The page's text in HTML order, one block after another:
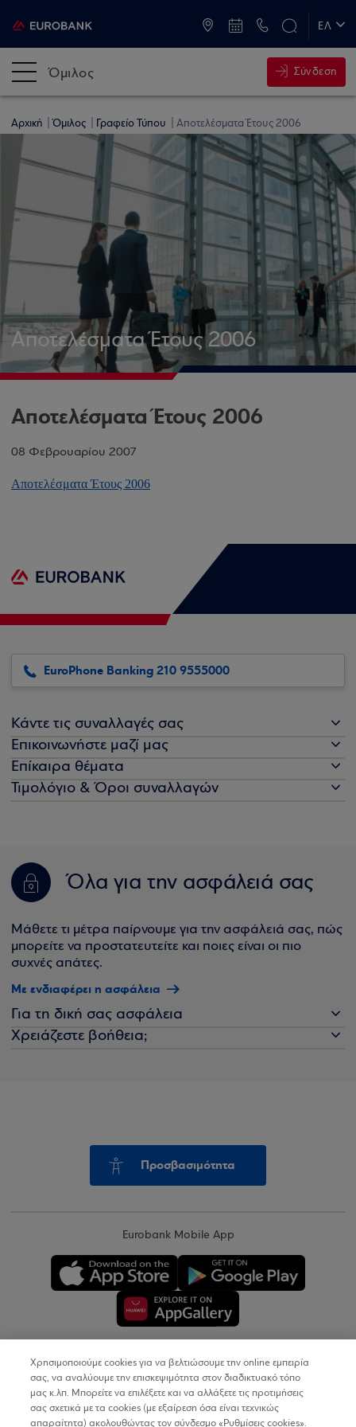
ΕΛ
Όμιλος Σύνδεση
Αρχική Όμιλος Γραφείο Τύπου Αποτελέσματα Έτους 2006
Αποτελέσματα Έτους 2006
Αποτελέσματα Έτους 2006
08 Φεβρουαρίου 2007
Αποτελέσματα Έτους 2006
EuroPhone Banking 210 9555000
Κάντε τις συναλλαγές σας
Επικοινωνήστε μαζί μας
Επίκαιρα θέματα
Τιμολόγιο & Όροι συναλλαγών
Όλα για την ασφάλειά σας
Μάθετε τι μέτρα παίρνουμε για την ασφάλειά σας, πώς
μπορείτε να προστατευτείτε και ποιες είναι οι πιο
συχνές απάτες.
Με ενδιαφέρει η ασφάλεια
Για τη δική σας ασφάλεια
Χρειάζεστε βοήθεια;
Προσβασιμότητα
Eurobank Mobile App
Copyright © 2026
Όροι Χρήσης
Χρησιμοποιούμε cookies για να βελτιώσουμε την online εμπειρία
σας, να αναλύουμε την επισκεψιμότητα στον διαδικτυακό τόπο
μας κ.λπ. Μπορείτε να επιλέξετε και να αλλάξετε τις προτιμήσεις
σας σχετικά με τα cookies (με εξαίρεση όσα είναι τεχνικώς
απαραίτητα) ακολουθώντας τον σύνδεσμο «Ρυθμίσεις cookies».